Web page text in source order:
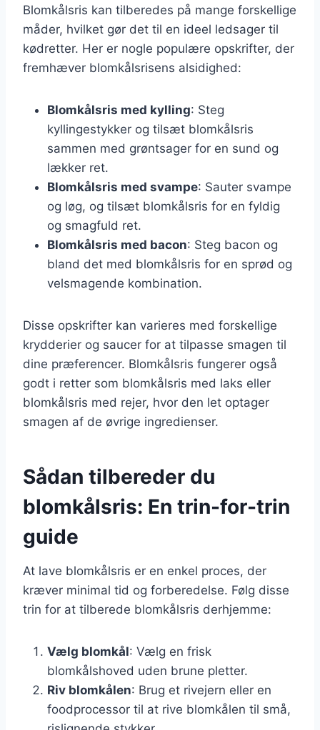
Blomkålsris kan tilberedes på mange forskellige
måder, hvilket gør det til en ideel ledsager til
kødretter. Her er nogle populære opskrifter, der
fremhæver blomkålsrisens alsidighed:
Blomkålsris med kylling: Steg
kyllingestykker og tilsæt blomkålsris
sammen med grøntsager for en sund og
lækker ret.
Blomkålsris med svampe: Sauter svampe
og løg, og tilsæt blomkålsris for en fyldig
og smagfuld ret.
Blomkålsris med bacon: Steg bacon og
bland det med blomkålsris for en sprød og
velsmagende kombination.
Disse opskrifter kan varieres med forskellige
krydderier og saucer for at tilpasse smagen til
dine præferencer. Blomkålsris fungerer også
godt i retter som blomkålsris med laks eller
blomkålsris med rejer, hvor den let optager
smagen af de øvrige ingredienser.
Sådan tilbereder du
blomkålsris: En trin-for-trin
guide
At lave blomkålsris er en enkel proces, der
kræver minimal tid og forberedelse. Følg disse
trin for at tilberede blomkålsris derhjemme:
Vælg blomkål: Vælg en frisk
blomkålshoved uden brune pletter.
Riv blomkålen: Brug et rivejern eller en
foodprocessor til at rive blomkålen til små,